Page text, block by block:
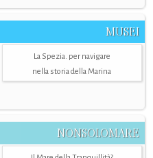
MUSEI
La Spezia. per navigare
nella storia della Marina
NONSOLOMARE